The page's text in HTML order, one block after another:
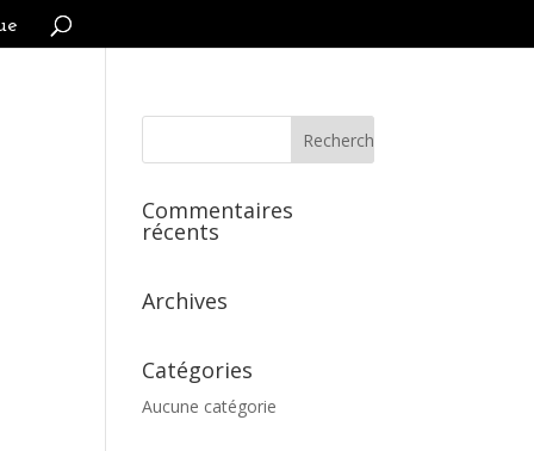
Commentaires
récents
Archives
Catégories
Aucune catégorie